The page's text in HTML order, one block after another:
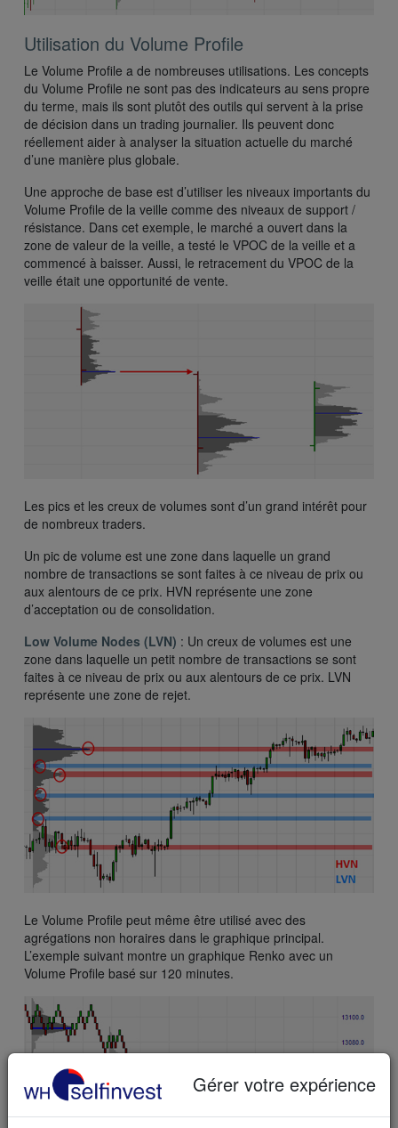
Utilisation du Volume Profile
Le Volume Profile a de nombreuses utilisations. Les concepts
du Volume Profile ne sont pas des indicateurs au sens propre
du terme, mais ils sont plutôt des outils qui servent à la prise
de décision dans un trading journalier. Ils peuvent donc
réellement aider à analyser la situation actuelle du marché
d’une manière plus globale.
Une approche de base est d’utiliser les niveaux importants du
Volume Profile de la veille comme des niveaux de support /
résistance. Dans cet exemple, le marché a ouvert dans la
zone de valeur de la veille, a testé le VPOC de la veille et a
commencé à baisser. Aussi, le retracement du VPOC de la
veille était une opportunité de vente.
Les pics et les creux de volumes sont d’un grand intérêt pour
de nombreux traders.
Un pic de volume est une zone dans laquelle un grand
nombre de transactions se sont faites à ce niveau de prix ou
aux alentours de ce prix. HVN représente une zone
d’acceptation ou de consolidation.
Low Volume Nodes (LVN) : Un creux de volumes est une
zone dans laquelle un petit nombre de transactions se sont
faites à ce niveau de prix ou aux alentours de ce prix. LVN
représente une zone de rejet.
Le Volume Profile peut même être utilisé avec des
agrégations non horaires dans le graphique principal.
L’exemple suivant montre un graphique Renko avec un
Volume Profile basé sur 120 minutes.
Gérer votre expérience